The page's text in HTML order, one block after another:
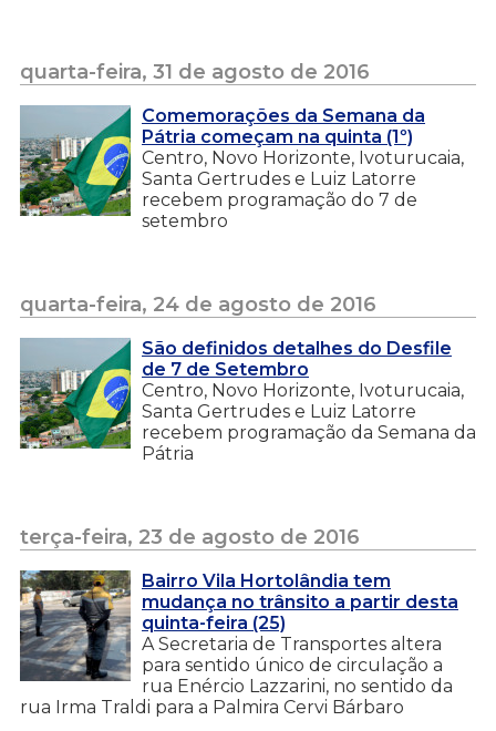
quarta-feira, 31 de agosto de 2016
Comemorações da Semana da
Pátria começam na quinta (1º)
Centro, Novo Horizonte, Ivoturucaia,
Santa Gertrudes e Luiz Latorre
recebem programação do 7 de
setembro
quarta-feira, 24 de agosto de 2016
São definidos detalhes do Desfile
de 7 de Setembro
Centro, Novo Horizonte, Ivoturucaia,
Santa Gertrudes e Luiz Latorre
recebem programação da Semana da
Pátria
terça-feira, 23 de agosto de 2016
Bairro Vila Hortolândia tem
mudança no trânsito a partir desta
quinta-feira (25)
A Secretaria de Transportes altera
para sentido único de circulação a
rua Enércio Lazzarini, no sentido da
rua Irma Traldi para a Palmira Cervi Bárbaro